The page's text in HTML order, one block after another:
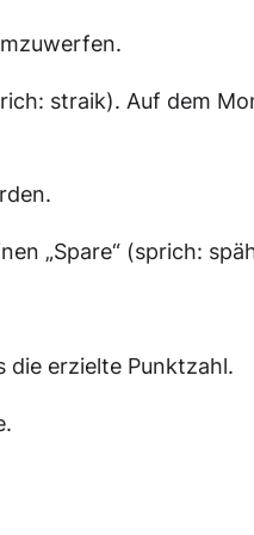
straik). Auf dem
„Spare“ (sprich:
die erzielte Punktzahl.